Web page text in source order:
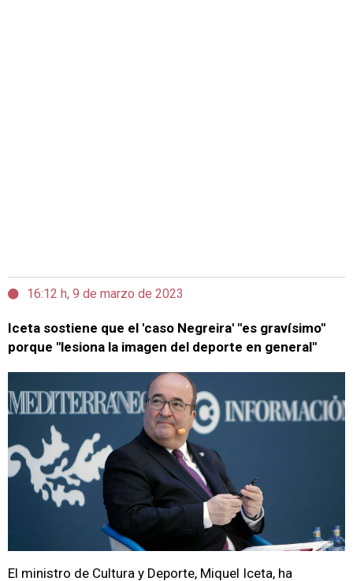
16:12 h, 9 de marzo de 2023
Iceta sostiene que el 'caso Negreira' "es gravísimo"
porque "lesiona la imagen del deporte en general"
El ministro de Cultura y Deporte, Miquel Iceta, ha